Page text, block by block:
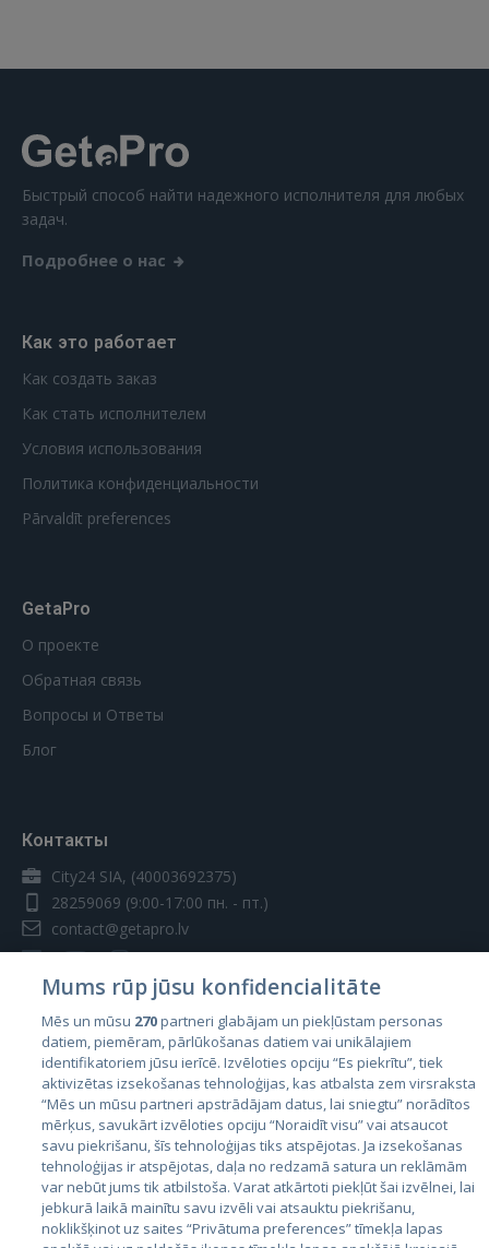
 Sign in with Apple
Ещё не зарегистрированы?
Быстрый способ найти надежного исполнителя для любых
задач.
Подробнее о нас
Как это работает
Как создать заказ
Как стать исполнителем
Условия использования
Политика конфиденциальности
Pārvaldīt preferences
GetaPro
О проекте
Обратная связь
Вопросы и Ответы
Блог
Контакты
City24 SIA, (40003692375)
28259069 (9:00-17:00 пн. - пт.)
contact@getapro.lv
Страны
Эстония
Латвия
Литва
Mums rūp jūsu konfidencialitāte
Mēs un mūsu 270partneri glabājam un piekļūstam personas
datiem, piemēram, pārlūkošanas datiem vai unikālajiem
identifikatoriem jūsu ierīcē. Izvēloties opciju “Es piekrītu”, tiek
aktivizētas izsekošanas tehnoloģijas, kas atbalsta zem virsraksta
“Mēs un mūsu partneri apstrādājam datus, lai sniegtu” norādītos
mērķus, savukārt izvēloties opciju “Noraidīt visu” vai atsaucot
savu piekrišanu, šīs tehnoloģijas tiks atspējotas. Ja izsekošanas
tehnoloģijas ir atspējotas, daļa no redzamā satura un reklāmām
var nebūt jums tik atbilstoša. Varat atkārtoti piekļūt šai izvēlnei, lai
jebkurā laikā mainītu savu izvēli vai atsauktu piekrišanu,
noklikšķinot uz saites “Privātuma preferences” tīmekļa lapas